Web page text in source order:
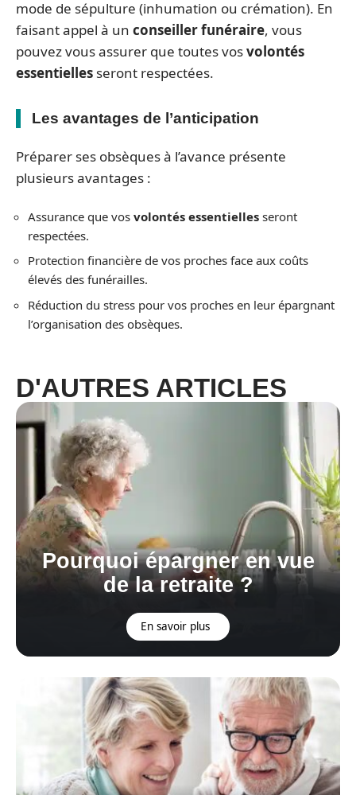
mode de sépulture (inhumation ou crémation). En
faisant appel à un conseiller funéraire, vous
pouvez vous assurer que toutes vosvolontés
essentielles seront respectées.
Les avantages de l’anticipation
Préparer ses obsèques à l’avance présente
plusieurs avantages :
Assurance que vos volontés essentielles seront
respectées.
Protection financière de vos proches face aux coûts
élevés des funérailles.
Réduction du stress pour vos proches en leur épargnant
l’organisation des obsèques.
D'AUTRES ARTICLES
Pourquoi épargner en vue
de la retraite ?
En savoir plus